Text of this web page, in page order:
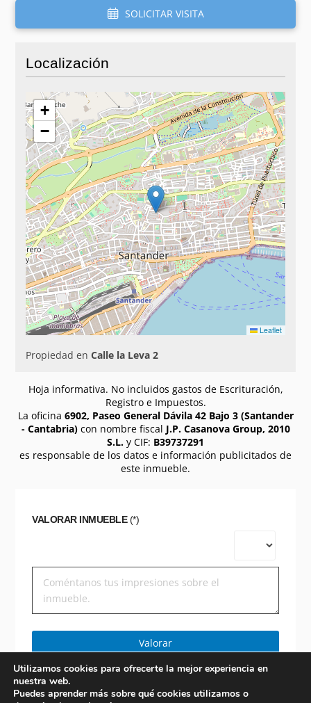
SOLICITAR VISITA
Localización
+
−
Leaflet
Propiedad enCalle la Leva 2
Hoja informativa. No incluidos gastos de Escrituración,
Registro e Impuestos.
La oficina 6902, Paseo General Dávila 42 Bajo 3 (Santander
- Cantabria)con nombre fiscal J.P. Casanova Group, 2010
S.L. y CIF: B39737291
es responsable de los datos e información publicitados de
este inmueble.
VALORAR INMUEBLE(*)
Valorar
Utilizamos cookies para ofrecerte la mejor experiencia en
nuestra web.
Puedes aprender más sobre qué cookies utilizamos o